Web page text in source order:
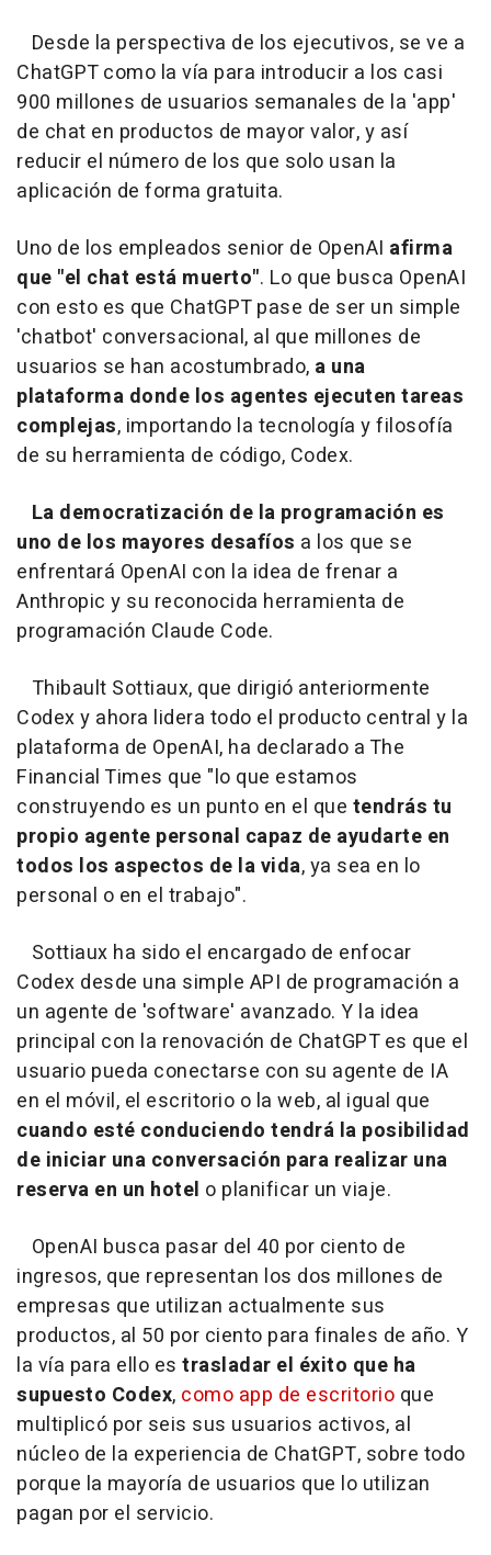
Desde la perspectiva de los ejecutivos, se ve a
ChatGPT como la vía para introducir a los casi
900 millones de usuarios semanales de la 'app'
de chat en productos de mayor valor, y así
reducir el número de los que solo usan la
aplicación de forma gratuita.
Uno de los empleados senior de OpenAI afirma
que "el chat está muerto". Lo que busca OpenAI
con esto es que ChatGPT pase de ser un simple
'chatbot' conversacional, al que millones de
usuarios se han acostumbrado, a una
plataforma donde los agentes ejecuten tareas
complejas, importando la tecnología y filosofía
de su herramienta de código, Codex.
La democratización de la programación es
uno de los mayores desafíos a los que se
enfrentará OpenAI con la idea de frenar a
Anthropic y su reconocida herramienta de
programación Claude Code.
Thibault Sottiaux, que dirigió anteriormente
Codex y ahora lidera todo el producto central y la
plataforma de OpenAI, ha declarado a The
Financial Times que "lo que estamos
construyendo es un punto en el que tendrás tu
propio agente personal capaz de ayudarte en
todos los aspectos de la vida, ya sea en lo
personal o en el trabajo".
Sottiaux ha sido el encargado de enfocar
Codex desde una simple API de programación a
un agente de 'software' avanzado. Y la idea
principal con la renovación de ChatGPT es que el
usuario pueda conectarse con su agente de IA
en el móvil, el escritorio o la web, al igual que
cuando esté conduciendo tendrá la posibilidad
de iniciar una conversación para realizar una
reserva en un hotel o planificar un viaje.
OpenAI busca pasar del 40 por ciento de
ingresos, que representan los dos millones de
empresas que utilizan actualmente sus
productos, al 50 por ciento para finales de año. Y
la vía para ello es trasladar el éxito que ha
supuesto Codex, como app de escritorio que
multiplicó por seis sus usuarios activos, al
núcleo de la experiencia de ChatGPT, sobre todo
porque la mayoría de usuarios que lo utilizan
pagan por el servicio.